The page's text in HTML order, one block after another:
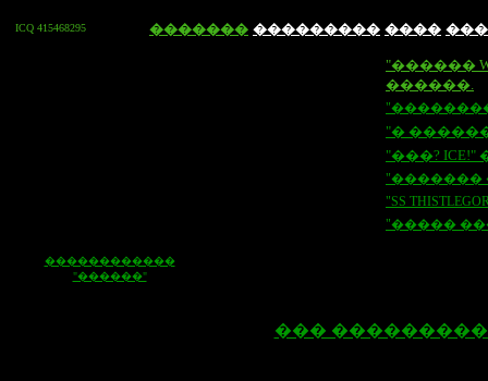
ICQ 415468295 ������� ��������� ����
"������
������.
"�
"���? ICE!"
"�������
"SS
"�����
������������
"������"
���